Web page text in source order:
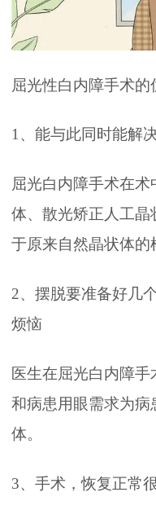
屈光性白内障手术的
1、能与此同时能解
屈光白内障手术在
体、散光矫正人工
于原来自然晶状体的
2、摆脱要准备好几
烦恼
医生在屈光白内障
和病患用眼需求为
体。
3、手术，恢复正常